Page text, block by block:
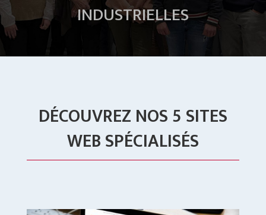
INDUSTRIELLES
DÉCOUVREZ NOS 5 SITES
WEB SPÉCIALISÉS